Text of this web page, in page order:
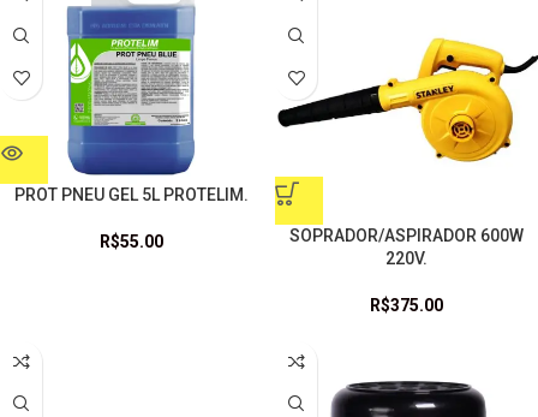
PROT PNEU GEL 5L PROTELIM.
R$55.00
SOPRADOR/ASPIRADOR 600W
220V.
R$375.00